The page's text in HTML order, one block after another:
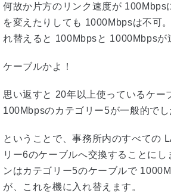
何故か片方のリンク速度が 100Mbps
を変えたりしても 1000Mbpsは不可
れ替えると 100Mbpsと 1000Mbpsが
ケーブルかよ！
思い返すと 20年以上使っているケー
100Mbpsのカテゴリー5が一般的でし
ということで、事務所内のすべての
リー6のケーブルへ交換することにし
ンはカテゴリー5のケーブルで
が、これを機に入れ替えます。